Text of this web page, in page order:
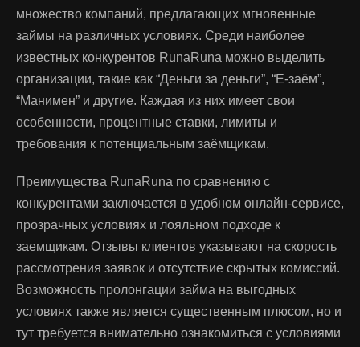
множество компаний, предлагающих мгновенные
займы на различных условиях. Среди наиболее
известных конкурентов RunaRuna можно выделить
организации, такие как “Деньги за деньги”, “Е-заём”,
“Манимен” и другие. Каждая из них имеет свои
особенности, процентные ставки, лимиты и
требования к потенциальным заёмщикам.
Преимущества RunaRuna по сравнению с
конкурентами заключается в удобном онлайн-сервисе,
прозрачных условиях и лояльном подходе к
заемщикам. Отзывы клиентов указывают на скорость
рассмотрения заявок и отсутствие скрытых комиссий.
Возможность пролонгации займа на выгодных
условиях также является существенным плюсом, но и
тут требуется внимательно ознакомиться с условиями